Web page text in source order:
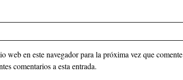
web en este navegador para la próxima vez que comente
comentarios a esta entrada.